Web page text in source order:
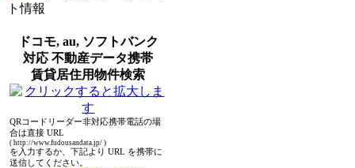
ト情報
ドコモ, au, ソフトバンク
対応 不動産データ携帯
賃貸居住用物件検索
QRコードリーダー非対応携帯電話の場
合は直接 URL
( http://www.fudousandata.jp/ )
を入力するか、下記より URL を携帯に
送信してください。